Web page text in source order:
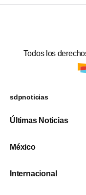
Todos los
sdpnoticias
Últimas Noticias
México
Internacional